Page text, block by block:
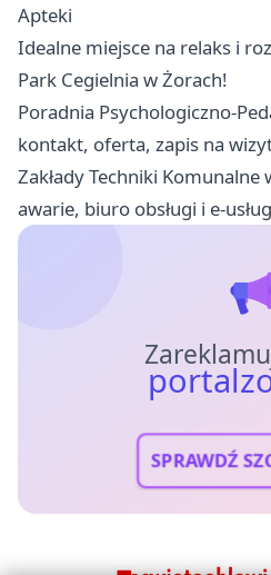
Apteki
Idealne miejsce na relaks i
Park Cegielnia w Żorach!
Poradnia Psychologiczno-
kontakt, oferta, zapis na
Zakłady Techniki
awarie, biuro obsługi i e-
SPRAWDŹ